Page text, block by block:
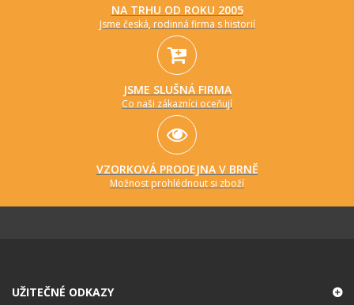
NA TRHU OD ROKU 2005
Jsme česká, rodinná firma s historií
JSME SLUŠNÁ FIRMA
Co naši zákazníci oceňují
VZORKOVÁ PRODEJNA V BRNĚ
Možnost prohlédnout si zboží
UŽITEČNÉ ODKAZY